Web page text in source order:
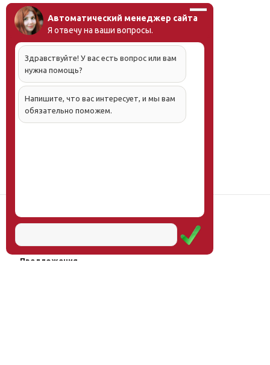
Научная школа
Услуги
Предложения
Автоматический менеджер сайта
Я отвечу на ваши вопросы.
Здравствуйте! У вас есть вопрос или вам
нужна помощь?
Напишите, что вас интересует, и мы вам
обязательно поможем.